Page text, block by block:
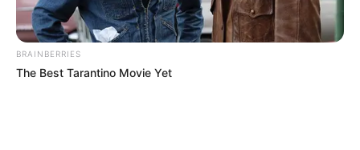
BRAINBERRIES
The Best Tarantino Movie Yet